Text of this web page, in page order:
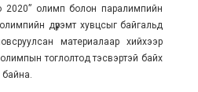
2020” олимп болон паралимпийн
дүрэмт хувцсыг байгальд
материалаар хийхээр
тоглолтод тэсвэртэй байх